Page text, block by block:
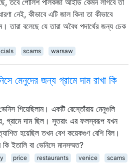
নেই, কীভাবে এটি জাল কিনা তা কীভাবে
তারা বলেছে যে তারা অবৈধ পদার্থের জন্য চেক
scams warsaw
মেনুদের জন্য গ্রামে দাম রাখা কি
গিয়েছিলাম। একটি রেস্তোঁরায় মেনুগুলি
গ্রামে দাম ছিল। সুতরাং এর ফলস্বরূপ যখন
হয়েছিল তখন বেশ কয়েকগুণ বেশি বিল।
ইতালি বা ভেনিসে মানসম্মত?
price restaurants venice scams